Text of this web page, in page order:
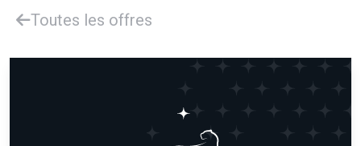
Toutes les offres